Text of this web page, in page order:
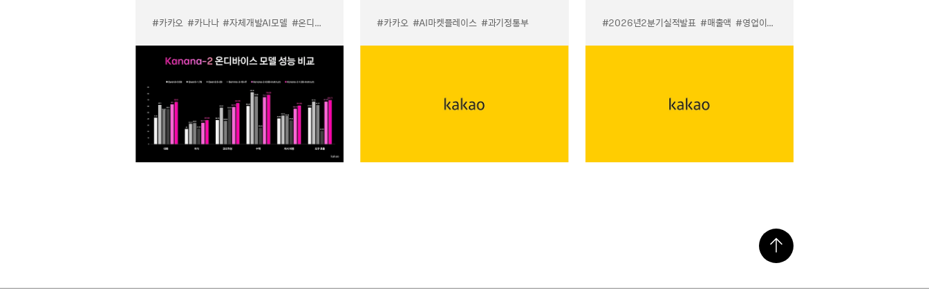
#카카오 #카나나 #자체개발AI모델 #온디바이스 #카카오 #AI마켓플레이스 #과기정통부 #2026년2분기실적발표 #매출액 #영업이익